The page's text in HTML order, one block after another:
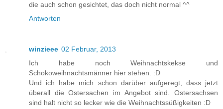
die auch schon gesichtet, das doch nicht normal ^^
Antworten
winzieee 02 Februar, 2013
Ich habe noch Weihnachtskekse und
Schokoweihnachtsmänner hier stehen. :D
Und ich habe mich schon darüber aufgeregt, dass jetzt
überall die Ostersachen im Angebot sind. Ostersachsen
sind halt nicht so lecker wie die Weihnachtssüßigkeiten :D